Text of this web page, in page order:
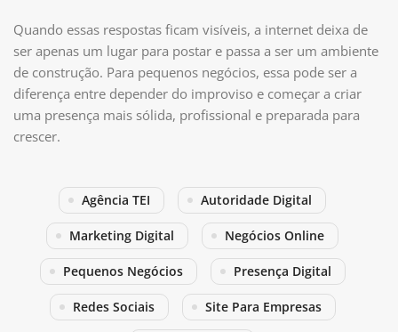
Quando essas respostas ficam visíveis, a internet deixa de
ser apenas um lugar para postar e passa a ser um ambiente
de construção. Para pequenos negócios, essa pode ser a
diferença entre depender do improviso e começar a criar
uma presença mais sólida, profissional e preparada para
crescer.
Agência TEI Autoridade Digital
Marketing Digital Negócios Online
Pequenos Negócios Presença Digital
Redes Sociais Site Para Empresas